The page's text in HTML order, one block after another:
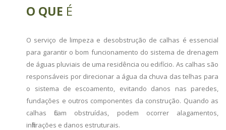
O QUE É
O serviço de limpeza e desobstrução de calhas é essencial
para garantir o bom funcionamento do sistema de drenagem
de águas pluviais de uma residência ou edifício. As calhas são
responsáveis por direcionar a água da chuva das telhas para
o sistema de escoamento, evitando danos nas paredes,
fundações e outros componentes da construção. Quando as
calhas ficam obstruídas, podem ocorrer alagamentos,
infiltrações e danos estruturais.